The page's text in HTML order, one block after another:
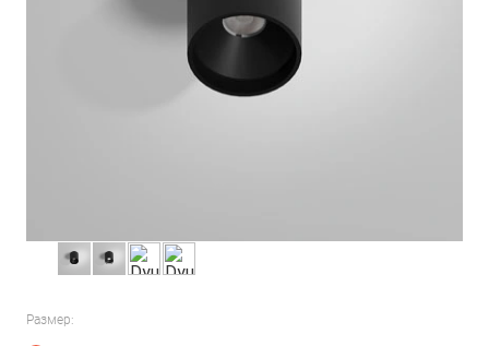
Размер: